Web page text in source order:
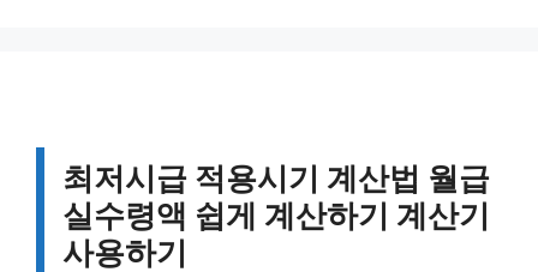
최저시급 적용시기 계산법 월급
실수령액 쉽게 계산하기 계산기
사용하기